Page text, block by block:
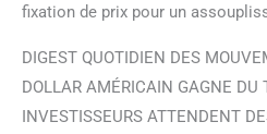
fixation de prix pour un
DIGEST QUOTIDIEN DES
DOLLAR AMÉRICAIN GAGNE DU
INVESTISSEURS ATTENDENT